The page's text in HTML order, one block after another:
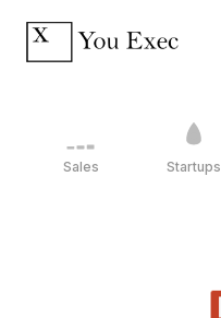
Sales Startups